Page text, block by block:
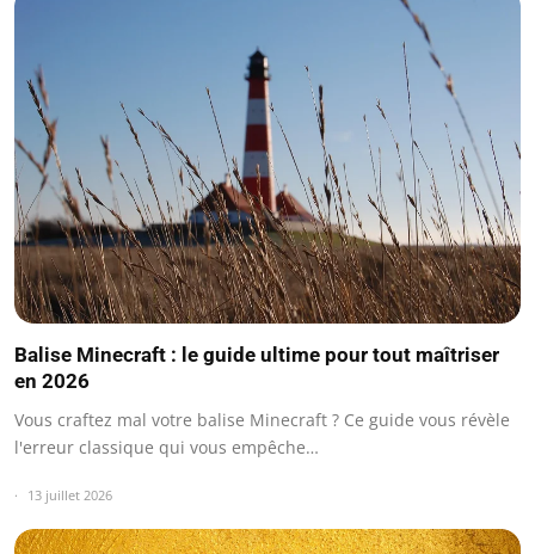
Balise Minecraft : le guide ultime pour tout maîtriser
en 2026
Vous craftez mal votre balise Minecraft ? Ce guide vous révèle
l'erreur classique qui vous empêche…
13 juillet 2026